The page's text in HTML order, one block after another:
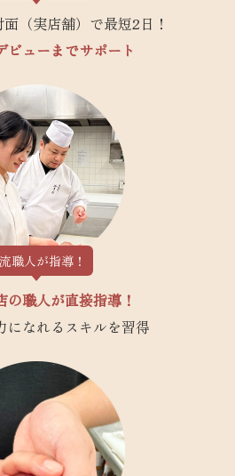
（実店舗）で最短2日！
ビューまでサポート
職人が指導！
の職人が直接指導！
になれるスキルを習得